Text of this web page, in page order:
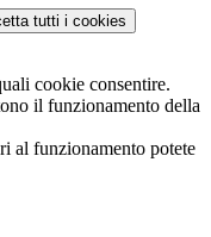
tutti i cookies
cookie consentire.
il funzionamento della
al funzionamento potete